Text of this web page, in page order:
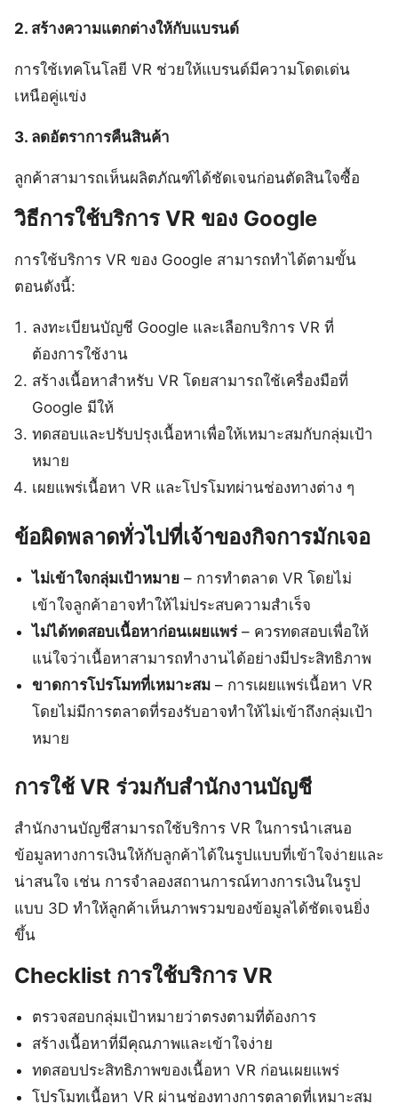
2. สร้างความแตกต่างให้กับแบรนด์
การใช้เทคโนโลยี VR ช่วยให้แบรนด์มีความโดดเด่น
เหนือคู่แข่ง
3. ลดอัตราการคืนสินค้า
ลูกค้าสามารถเห็นผลิตภัณฑ์ได้ชัดเจนก่อนตัดสินใจซื้อ
วิธีการใช้บริการ VR ของ Google
การใช้บริการ VR ของ Google สามารถทำได้ตามขั้น
ตอนดังนี้:
ลงทะเบียนบัญชี Google และเลือกบริการ VR ที่
ต้องการใช้งาน
สร้างเนื้อหาสำหรับ VR โดยสามารถใช้เครื่องมือที่
Google มีให้
ทดสอบและปรับปรุงเนื้อหาเพื่อให้เหมาะสมกับกลุ่มเป้า
หมาย
เผยแพร่เนื้อหา VR และโปรโมทผ่านช่องทางต่าง ๆ
ข้อผิดพลาดทั่วไปที่เจ้าของกิจการมักเจอ
ไม่เข้าใจกลุ่มเป้าหมาย – การทำตลาด VR โดยไม่
เข้าใจลูกค้าอาจทำให้ไม่ประสบความสำเร็จ
ไม่ได้ทดสอบเนื้อหาก่อนเผยแพร่– ควรทดสอบเพื่อให้
แน่ใจว่าเนื้อหาสามารถทำงานได้อย่างมีประสิทธิภาพ
ขาดการโปรโมทที่เหมาะสม – การเผยแพร่เนื้อหา VR
โดยไม่มีการตลาดที่รองรับอาจทำให้ไม่เข้าถึงกลุ่มเป้า
หมาย
การใช้ VR ร่วมกับสำนักงานบัญชี
สำนักงานบัญชีสามารถใช้บริการ VR ในการนำเสนอ
ข้อมูลทางการเงินให้กับลูกค้าได้ในรูปแบบที่เข้าใจง่ายและ
น่าสนใจ เช่น การจำลองสถานการณ์ทางการเงินในรูป
แบบ 3D ทำให้ลูกค้าเห็นภาพรวมของข้อมูลได้ชัดเจนยิ่ง
ขึ้น
Checklist การใช้บริการ VR
ตรวจสอบกลุ่มเป้าหมายว่าตรงตามที่ต้องการ
สร้างเนื้อหาที่มีคุณภาพและเข้าใจง่าย
ทดสอบประสิทธิภาพของเนื้อหา VR ก่อนเผยแพร่
โปรโมทเนื้อหา VR ผ่านช่องทางการตลาดที่เหมาะสม